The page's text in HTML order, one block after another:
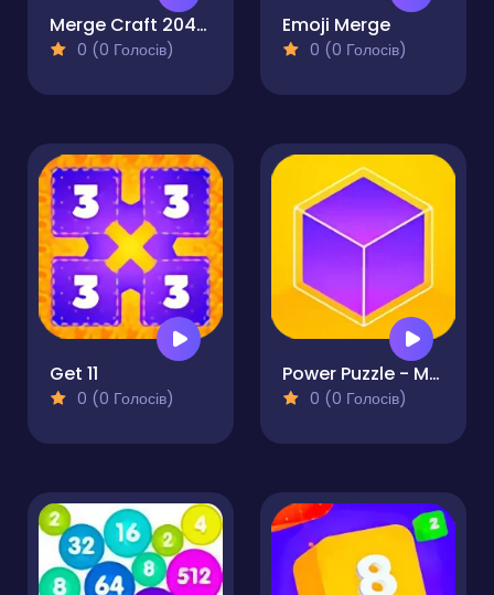
Merge Craft 2048 3D Puzzle
0 (0 Голосів)
Emoji Merge
0 (0 Голосів)
Get 11
0 (0 Голосів)
Power Puzzle - Merge Numbers
0 (0 Голосів)